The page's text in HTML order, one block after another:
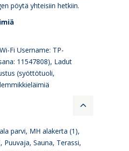
pöytä yhteisiin hetkiin.
Fi Username: TP-
11547808), Ladut
(syöttötuoli,
parvi, MH alakerta (1),
Puuvaja, Sauna, Terassi,